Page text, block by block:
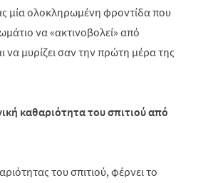
μία ολοκληρωμένη φροντίδα που
να «ακτινοβολεί» από
να μυρίζει σαν την πρώτη μέρα της
καθαριότητα του σπιτιού από
του σπιτιού, φέρνει το